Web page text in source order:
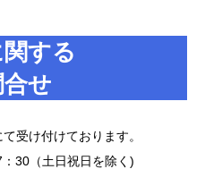
する
せ
受け付けております。
30（土日祝日を除く)